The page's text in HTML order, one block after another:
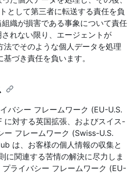
として第三者に転送する責任を負
織が損害である事象について責任
れない限り、エージェントが
法でそのような個人データを処理
づき責任を負います。
バシー フレームワーク (EU-U.S.
に対する英国拡張、およびスイス-
ー フレームワーク (Swiss-U.S.
は、お客様の個人情報の収集と
に関連する苦情の解決に尽力しま
ライバシー フレームワーク (EU-